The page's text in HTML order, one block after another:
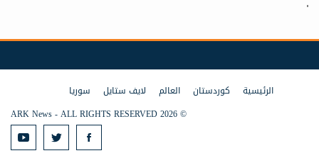
الرئيسية كوردستان العالم لايف ستايل
سوريا
© 2026 ARK News - ALL RIGHTS RESERVED